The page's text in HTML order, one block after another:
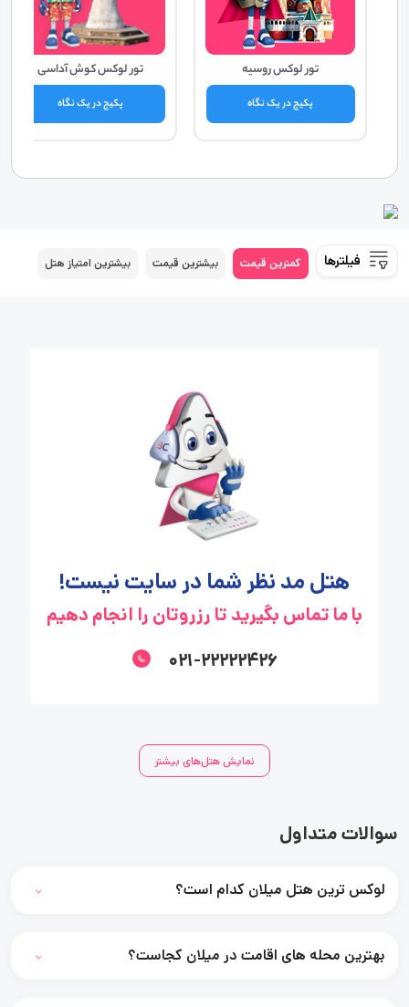
تور لوکس روسیه
پکیج در یک نگاه
تور لوکس کوش آداسی
پکیج در یک نگاه
فیلترها کمترین قیمت بیشترین قیمت بیشترین امتیاز هتل
هتل مد نظر شما در سایت نیست!
با ما تماس بگیرید تا رزروتان را انجام دهیم
۰۲۱-۲۲۲۲۲۴۲۶
نمایش هتل‌های بیشتر
سوالات متداول
لوکس ترین هتل میلان کدام است؟
بهترین محله های اقامت در میلان کجاست؟